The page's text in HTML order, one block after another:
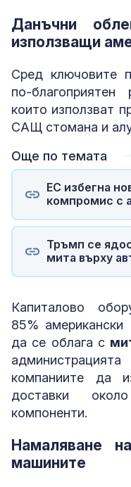
Данъчни
използващи
Сред ключовите
по-
които използват
САЩ стомана и
Още по темата
ЕС избегна
компромис с
Тръмп се
мита върху
Капиталово
85%
да се облага с
компаниите да
доставки
компоненти.
Намаляване
машините